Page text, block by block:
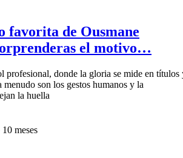
favorita de Ousmane
el motivo…
profesional, donde la gloria se mide en títulos
son los gestos humanos y la
la huella
meses